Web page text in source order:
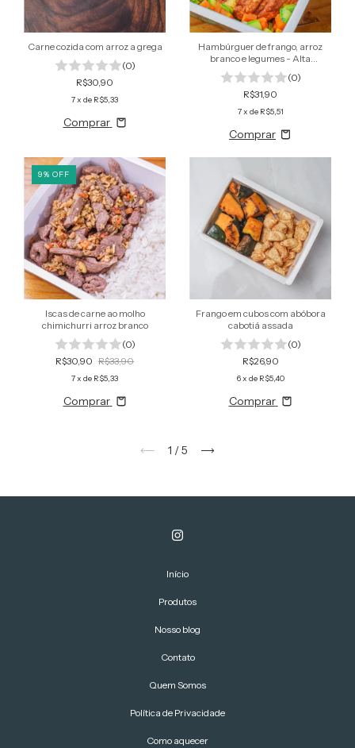
Carne cozida com arroz a grega
(0)
R$30,90
7x de R$5,33
Comprar
Hambúrguer de frango, arroz
branco e legumes - Alta
Performance
(0)
R$31,90
7x de R$5,51
9% OFF
Iscas de carne ao molho
chimichurri arroz branco
(0)
R$30,90 R$33,90
7x de R$5,33
Comprar
Frango em cubos com abóbora
cabotiá assada
(0)
R$26,90
6x de R$5,40
Comprar
1 /5
Início
Produtos
Nosso blog
Contato
Quem Somos
Política de Privacidade
Como aquecer